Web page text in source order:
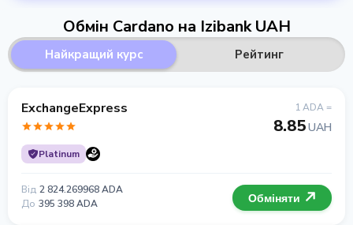
Обмін Cardano на Izibank UAH
Найкращий курс Рейтинг
ExchangeExpress
Platinum
1 ADA =
8.85UAH
Від 2 824.269968 ADA
До 395 398 ADA Обміняти